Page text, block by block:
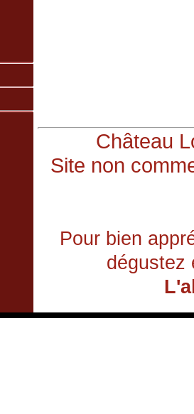
Château
Site non
Pour bien
dégustez